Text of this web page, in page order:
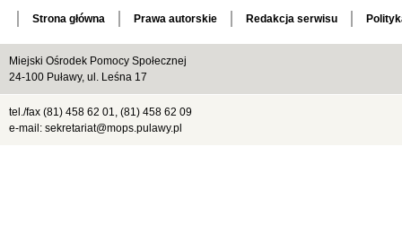
Strona główna Prawa autorskie Redakcja serwisu
Miejski Ośrodek Pomocy Społecznej
24-100 Puławy, ul. Leśna 17
tel./fax (81) 458 62 01, (81) 458 62 09
e-mail: sekretariat@mops.pulawy.pl